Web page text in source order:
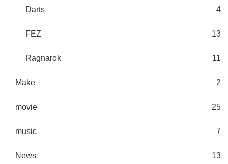
Darts 4
FEZ 13
Ragnarok 11
Make 2
movie 25
music 7
News 13